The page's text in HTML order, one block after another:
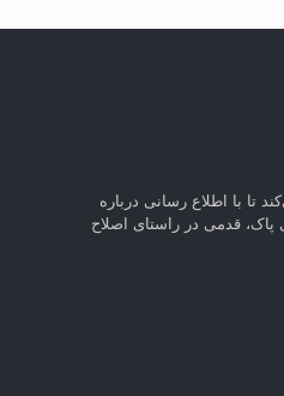
تا با اطلاع رسانی درباره
پاک، قدمی در راستای‌ اصلاح